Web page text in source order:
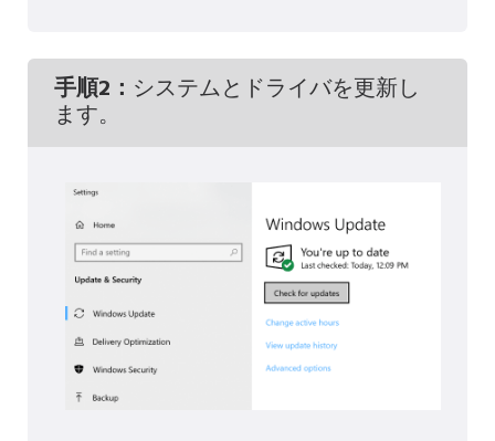
手順2： システムとドライバを更新し
ます。